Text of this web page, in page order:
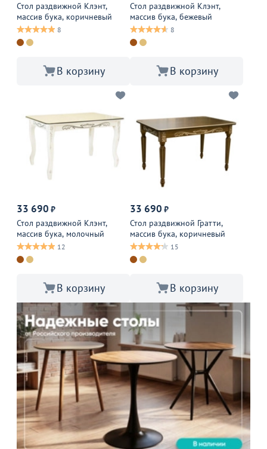
Стол раздвижной Клэнт,
массив бука, коричневый
8
В корзину
Стол раздвижной Клэнт,
массив бука, бежевый
8
В корзину
33 690 ₽
Стол раздвижной Клэнт,
массив бука, молочный
12
В корзину
33 690 ₽
Стол раздвижной Гратти,
массив бука, коричневый
15
В корзину